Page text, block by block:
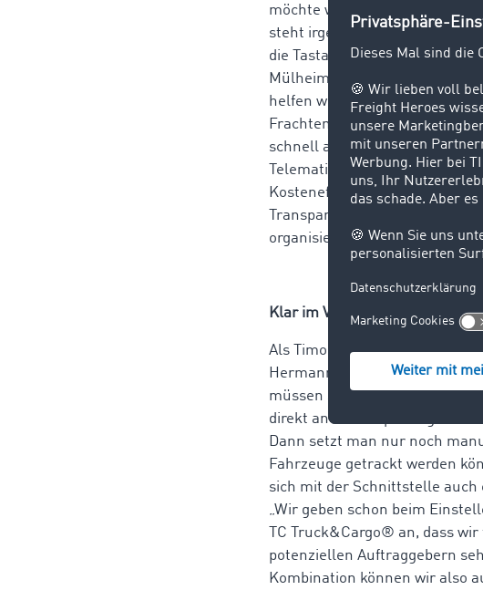
möchte wissen, wo sich seine
steht irgendwo im Tunnel und
die Tastatur. Ein perfektes
Mülheim an der Ruhr bekannt
helfen wissen. So nutzt das
Frachtenbörse TC
schnell auszulasten. Und
Telematiksystemen von
Kosteneffizienz und die
Transparenz über den
organisieren“, so Joaquin
Klar im Vorteil mit Transparenz
Als TimoCom Kunde der
Hermann Cleff das neue TC
müssen sich jetzt einfach nur
direkt an TC eMap®
Dann setzt man nur noch
Fahrzeuge getrackt werden
sich mit der Schnittstelle auch
„Wir geben schon beim
TC Truck&Cargo® an, dass
potenziellen Auftraggebern
Kombination können wir also